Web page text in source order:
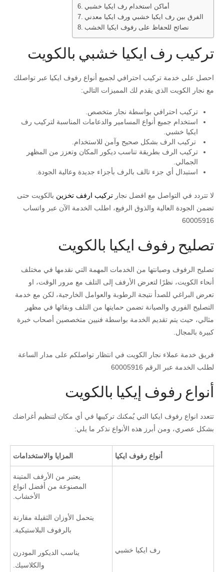
أماكن استخدام رف ايكيا خشبي
الفرق بين رف ايكيا خشبي ورف ايكيا معدني
نصائح للحفاظ على رفوف ايكيا الخشب
تركيب رف ايكيا خشبي بالكويت
احصل على خدمة تركيب احترافي لجميع أنواع رفوف ايكيا عبر تواصلك
مع نجار الكويت الذي يقدم لك المميزات التالي:
تركيب احترافي بواسطة نجار متخصص.
استخدام جميع أنواع المسامير والدعامات المناسبة لتركيب رف
ايكيا خشبي.
تركيب الرف بشكل صحيح وآمن للاستخدام.
تركيب الرف بطريقة تناسب ديكور المكان وتعزز من المظهر
الجمالي.
استبدال أي جزء تالف بالرف بأجزاء جديدة وعالية الجودة.
لا تتردد في التواصل مع افضل نجار تركيب ارفف تخزين بالكويت حتى
تضمن الجودة العالية والذوق الرفيع، اطلب الخدمة الآن عبر واتساب
60005916
تصليح رفوف ايكيا بالكويت
تصليح الرفوف وصيانتها من الخدمات المهمة التي نقدمها في مختلف
أنحاء الكويت، نظرًا لتعرض الأرفف إلى التلف مع مرور الوقت، او
تعرض البراغي للصدأ نتيجة الرطوبة والعوامل الخارجية، لكن مع خدمة
التصليح الفوري والصيانة تضمن حمايتها من التلف وبقائها في مظهر
مثالي، حيث يتم تقديم الخدمة بواسطة فنيين متخصصين أصحاب خبرة
كبيرة بالمجال.
فريق خدمة عملاء نجار الكويت في انتظار تواصلكم على مدار الساعة
لطلب الخدمة عبر الرقم 60005916
أنواع رفوف إيكيا بالكويت
تتعدد انواع رفوف ايكيا التي يُمكنك تركيبها في أي مكان لتنظيم أغراضك
بشكل عصري، ومن أبرز هذه الأنواع نذكر ما يلي:
أنواع رفوف ايكيا المزايا والاستخدامات
رف ايكيا خشبي
يعتبر من الأرفف المتينة
المصنوعة من أفضل انواع
الأخشاب.
يتحمل الأوزان الثقيلة مقارنة
بالرفوف البلاستيكية.
يناسب الديكور المودرن
والكلاسيك.